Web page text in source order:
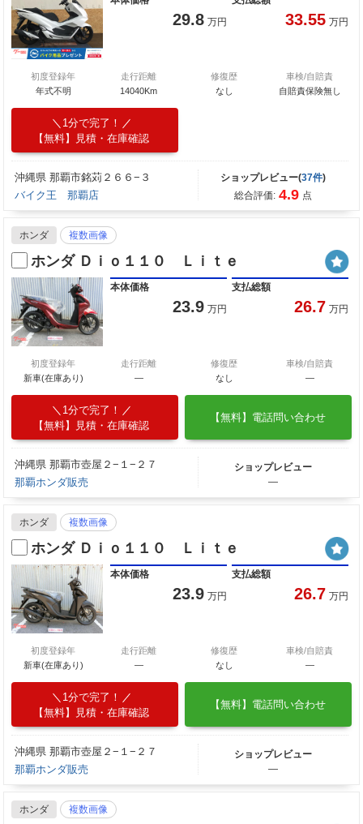
29.8 万円 33.55 万円
初度登録年
年式不明
走行距離
14040Km
修復歴
なし
車検/自賠責
自賠責保険無し
1分で完了！
【無料】見積・在庫確認
沖縄県 那覇市銘苅２６６−３
バイク王 那覇店
ショップレビュー(37件)
総合評価: 4.9 点
ホンダ 複数画像
ホンダ Ｄｉｏ１１０ Ｌｉｔｅ
本体価格
23.9 万円
支払総額
26.7 万円
初度登録年
新車(在庫あり)
走行距離
―
修復歴
なし
車検/自賠責
―
1分で完了！
【無料】見積・在庫確認
【無料】電話問い合わせ
沖縄県 那覇市壺屋２−１−２７
那覇ホンダ販売
ショップレビュー
―
ホンダ 複数画像
ホンダ Ｄｉｏ１１０ Ｌｉｔｅ
本体価格
23.9 万円
支払総額
26.7 万円
初度登録年
新車(在庫あり)
走行距離
―
修復歴
なし
車検/自賠責
―
1分で完了！
【無料】見積・在庫確認
【無料】電話問い合わせ
沖縄県 那覇市壺屋２−１−２７
那覇ホンダ販売
ショップレビュー
―
ホンダ 複数画像